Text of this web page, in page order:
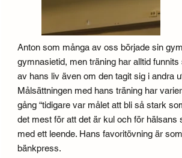
Anton som många av oss började sin
gymnasietid, men träning har alltid
av hans liv även om den tagit sig i andra
Målsättningen med hans träning har
gång “tidigare var målet att bli så stark
det mest för att det är kul och för hälsans
med ett leende. Hans favoritövning är
bänkpress.